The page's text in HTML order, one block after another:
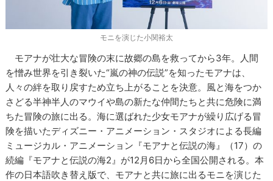
モニを演じた小関裕太
モアナが壮大な冒険の末に故郷の島を救ってから3年。人間
を憎み世界を引き裂いた“嵐の神の伝説”を知ったモアナは、
人々の絆を取り戻すため立ち上がることを決意。風と海をつか
さどる半神半人のマウイや島の新たな仲間たちと共に危険に満
ちた冒険の旅に出る。海に選ばれた少女モアナが繰り広げる冒
険を描いたディズニー・アニメーション・スタジオによる長編
ミュージカル・アニメーション『モアナと伝説の海』（17）の
続編『モアナと伝説の海2』が12月6日から全国公開される。本
作の日本語吹き替え版で、モアナと共に旅に出るモニを演じた